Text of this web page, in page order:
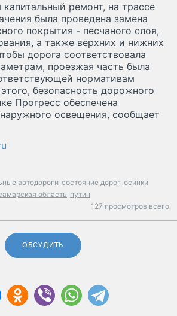
капитальный ремонт, на трассе
была проведена замена
покрытия - песчаного слоя,
а также верхних и нижних
дорога соответствовала
проезжая часть была
нормативам
безопасность дорожного
Прогресс обеспечена
освещения, сообщает
автодороги состояние дорог осинки
область путин
127 просмотров всего.
ОБСУДИТЬ